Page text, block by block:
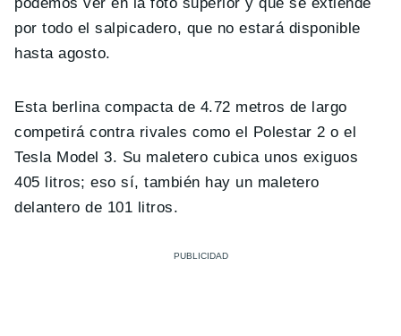
por todo el salpicadero, que no estará disponible
hasta agosto.
Esta berlina compacta de 4.72 metros de largo
competirá contra rivales como el Polestar 2 o el
Tesla Model 3. Su maletero cubica unos exiguos
405 litros; eso sí, también hay un maletero
delantero de 101 litros.